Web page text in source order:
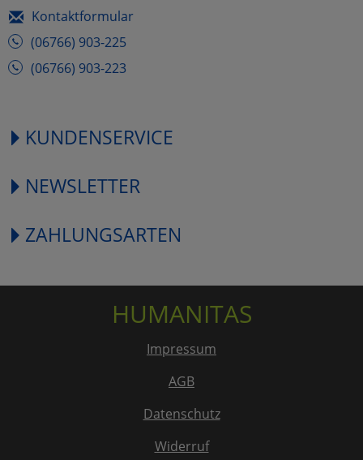
Kontaktformular
(06766) 903-225
(06766) 903-223
KUNDENSERVICE
NEWSLETTER
ZAHLUNGSARTEN
HUMANITAS
Impressum
AGB
Datenschutz
Widerruf